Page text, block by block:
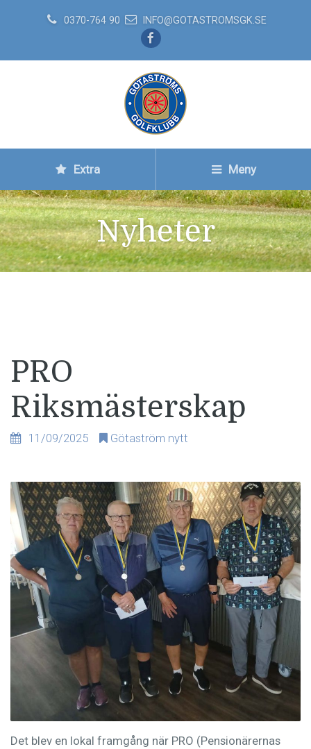
0370-764 90 INFO@GOTASTROMSGK.SE
Extra Meny
Nyheter
PRO
Riksmästerskap
11/09/2025 Götaström nytt
Det blev en lokal framgång när PRO (Pensionärernas